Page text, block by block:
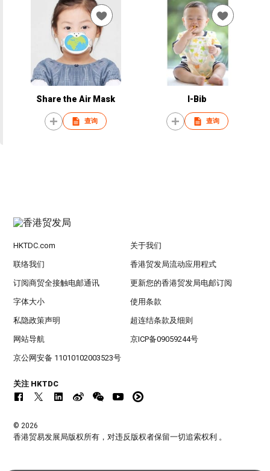
Share the Air Mask
查询
I-Bib
查询
HKTDC.com 关于我们
联络我们 香港贸发局流动应用程式
订阅商贸全接触电邮通讯 更新您的香港贸发局电邮订阅
字体大小 使用条款
私隐政策声明 超连结条款及细则
网站导航 京ICP备09059244号
京公网安备 11010102003523号
关注 HKTDC
© 2026
香港贸易发展局版权所有，对违反版权者保留一切追索权利 。